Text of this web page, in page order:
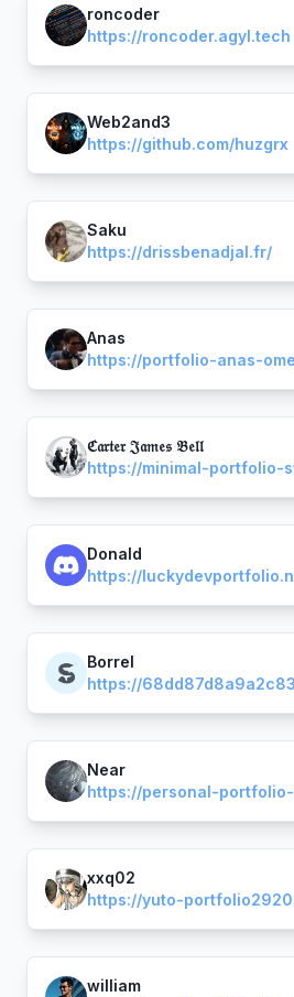
roncoder
https://roncoder.agyl.tech
Web2and3
https://github.com/huzgrx
Saku
https://drissbenadjal.fr/
Anas
https://portfolio-anas-
ℭ𝔞𝔯𝔱𝔢𝔯 𝔍𝔞𝔪𝔢𝔰 𝔅𝔢𝔩𝔩
https://minimal-portfolio-
Donald
https://
Borrel
Near
https://personal-
xxq02
https://yuto-
william